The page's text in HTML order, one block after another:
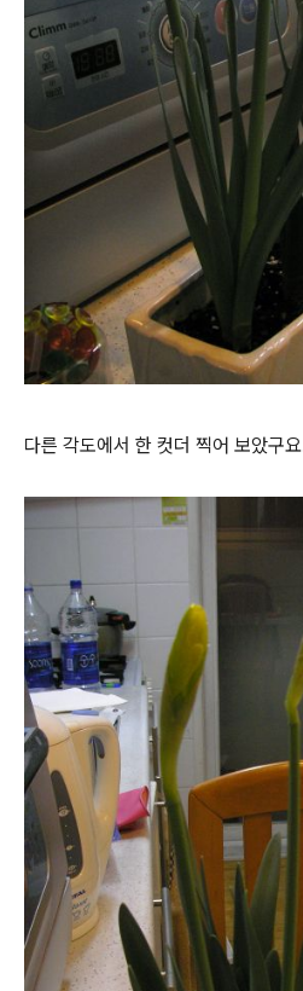
다른 각도에서 한 컷더 찍어 보았구